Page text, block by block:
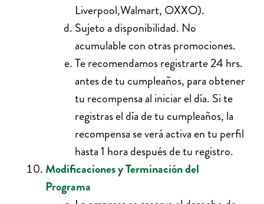
Liverpool,Walmart, OXXO).
Sujeto a disponibilidad. No
acumulable con otras promociones.
Te recomendamos registrarte 24 hrs.
antes de tu cumpleaños, para obtener
tu recompensa al iniciar el día. Si te
registras el día de tu cumpleaños, la
recompensa se verá activa en tu perfil
hasta 1 hora después de tu registro.
Modificaciones y Terminación del
Programa